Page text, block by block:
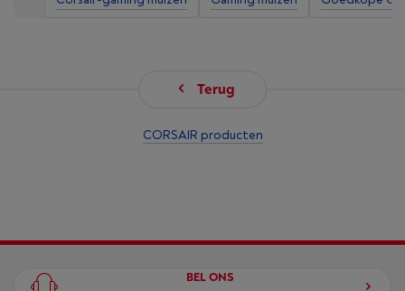
Terug
CORSAIR producten
BEL ONS